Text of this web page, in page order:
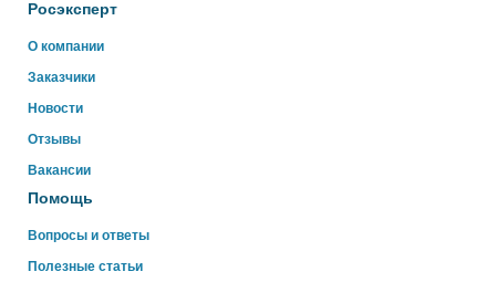
Росэксперт
О компании
Заказчики
Новости
Отзывы
Вакансии
Помощь
Вопросы и ответы
Полезные статьи
Здравствуйте!
Свяжитесь с нами через WhatsApp нажав на кнопку